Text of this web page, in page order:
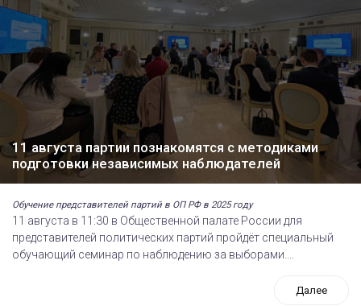
11 августа партии познакомятся с методиками
подготовки независимых наблюдателей
Обучение представителей партий в ОП РФ в 2025 году
11 августа в 11:30 в Общественной палате России для
представителей политических партий пройдёт специальный
обучающий семинар по наблюдению за выборами....
Далее